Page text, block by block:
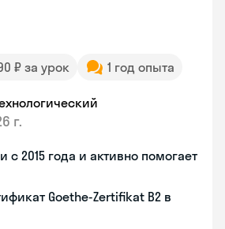
₽ за урок 1 год опыта
г.
с 2015 года и активно помогает
Goethe-Zertifikat B2 в